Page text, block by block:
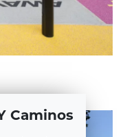
Caminos